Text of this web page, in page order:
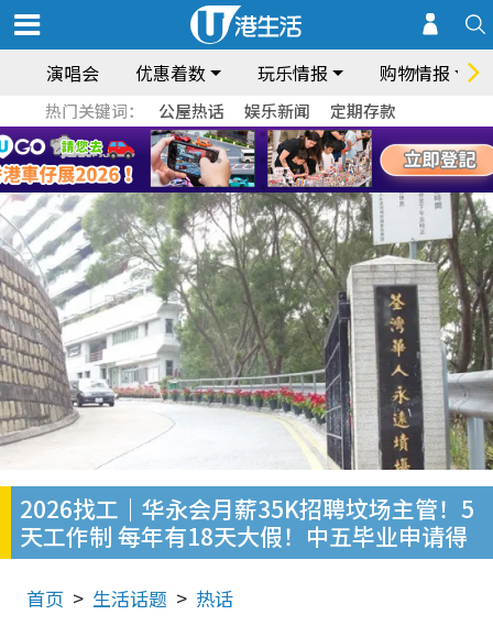
演唱会 优惠着数 玩乐情报 购物情报
热门关键词： 公屋热话 娱乐新闻 定期存款
2026找工｜华永会月薪35K招聘坟场主管！5
天工作制 每年有18天大假！中五毕业申请得
首页 生活话题 热话